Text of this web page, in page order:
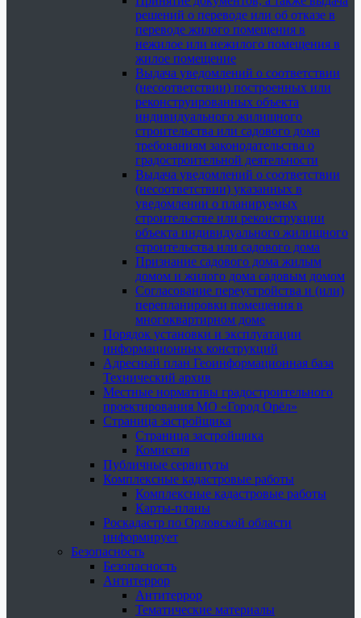
решений о переводе или об отказе в
переводе жилого помещения в
нежилое или нежилого помещения в
жилое помещение
Выдача уведомлений о соответствии
(несоответствии) построенных или
реконструированных объекта
индивидуального жилищного
строительства или садового дома
требованиям законодательства о
градостроительной деятельности
Выдача уведомлений о соответствии
(несоответствии) указанных в
уведомлении о планируемых
строительстве или реконструкции
объекта индивидуального жилищного
строительства или садового дома
Признание садового дома жилым
домом и жилого дома садовым домом
Согласование переустройства и (или)
перепланировки помещения в
многоквартирном доме
Порядок установки и эксплуатации
информационных конструкций
Адресный план Геоинформационная база
Технический архив
Местные нормативы градостроительного
проектирования МО «Город Орёл»
Страница застройщика
Страница застройщика
Комиссия
Публичные сервитуты
Комплексные кадастровые работы
Комплексные кадастровые работы
Карты-планы
Роскадастр по Орловской области
информирует
Безопасность
Безопасность
Антитеррор
Антитеррор
Тематические материалы